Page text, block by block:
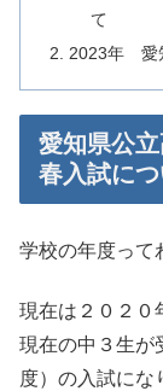
て
2023年 愛
愛知県公
春入試に
学校の年度って
現在は２０２０
現在の中３生が
度）の入試にな